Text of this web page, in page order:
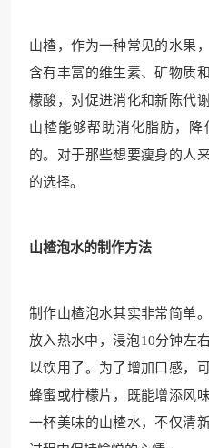
山楂，作为一种常见的水果
含有丰富的维生素、矿物质
檬酸，对促进消化和新陈代
山楂能够帮助消化脂肪，降
的。对于那些想要瘦身的人
的选择。
山楂泡水的制作方法
制作山楂泡水其实非常简单
放入热水中，浸泡10分钟左
以饮用了。为了增加口感，
蜂蜜或柠檬片，既能增添风
一杯美味的山楂水，不仅清